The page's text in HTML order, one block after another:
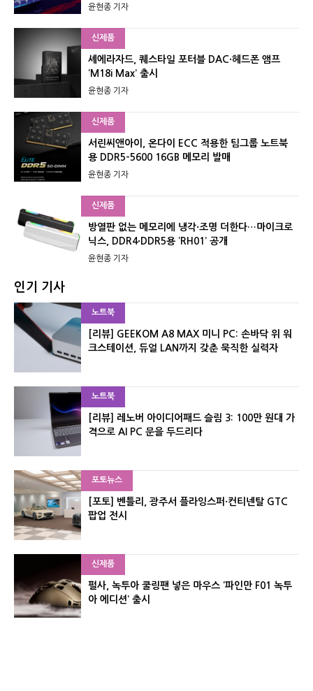
윤현종 기자
신제품
셰에라자드, 퀘스타일 포터블 DAC·헤드폰 앰프
‘M18i Max’ 출시
윤현종 기자
신제품
서린씨앤아이, 온다이 ECC 적용한 팀그룹 노트북
용 DDR5-5600 16GB 메모리 발매
윤현종 기자
신제품
방열판 없는 메모리에 냉각·조명 더한다…마이크로
닉스, DDR4·DDR5용 ‘RH01’ 공개
윤현종 기자
인기 기사
노트북
[리뷰] GEEKOM A8 MAX 미니 PC: 손바닥 위 워
크스테이션, 듀얼 LAN까지 갖춘 묵직한 실력자
노트북
[리뷰] 레노버 아이디어패드 슬림 3: 100만 원대 가
격으로 AI PC 문을 두드리다
포토뉴스
[포토] 벤틀리, 광주서 플라잉스퍼·컨티넨탈 GTC
팝업 전시
신제품
펄사, 녹투아 쿨링팬 넣은 마우스 ‘파인만 F01 녹투
아 에디션’ 출시